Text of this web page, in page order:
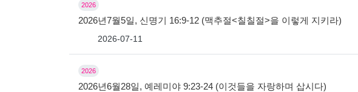
2026
2026년7월5일, 신명기 16:9-12 (맥추절<칠칠절>을 이렇게 지키라)
2026-07-11
2026
2026년6월28일, 예레미야 9:23-24 (이것들을 자랑하며 삽시다)